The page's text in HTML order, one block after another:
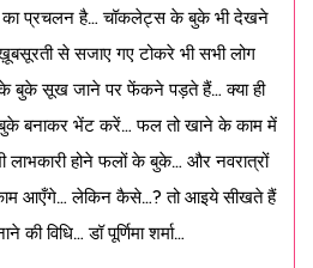
प्रचलन है… चॉकलेट्स के बुके भी देखने
से सजाए गए टोकरे भी सभी लोग
बुके सूख जाने पर फेंकने पड़ते हैं… क्या ही
बुके बनाकर भेंट करें… फल तो खाने के काम में
लाभकारी होने फलों के बुके… और नवरात्रों
आएँगे… लेकिन कैसे…? तो आइये सीखते हैं
विधि… डॉ पूर्णिमा शर्मा…